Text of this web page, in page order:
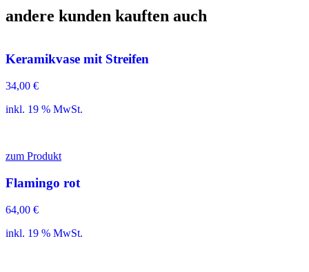
andere kunden kauften auch
Keramikvase mit Streifen
34,00 €
inkl. 19 % MwSt.
zum Produkt
Flamingo rot
64,00 €
inkl. 19 % MwSt.